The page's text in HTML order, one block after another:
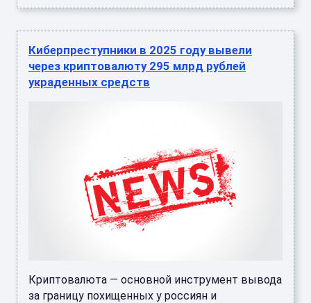
Киберпреступники в 2025 году вывели
через криптовалюту 295 млрд рублей
украденных средств
Криптовалюта — основной инструмент вывода
за границу похищенных у россиян и